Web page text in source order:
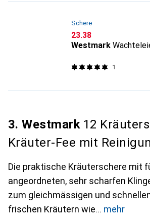
Schere
CHF
23.38
Westmark
1
3. Westmark12
Kräuter-Fee mit
Die praktische Kräuterschere mit
angeordneten, sehr scharfen
zum gleichmässigen und
frischen Kräutern wie
mehr